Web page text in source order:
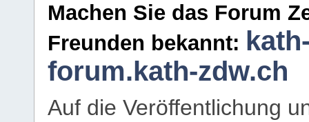
Machen Sie das Forum
Freunden bekannt:
forum.kath-zdw.ch
Auf die Veröffentlichung